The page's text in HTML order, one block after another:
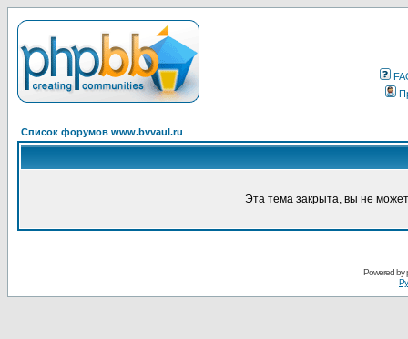
Список форумов www.bvvaul.ru
Эта тема закрыта, вы не
Powered by